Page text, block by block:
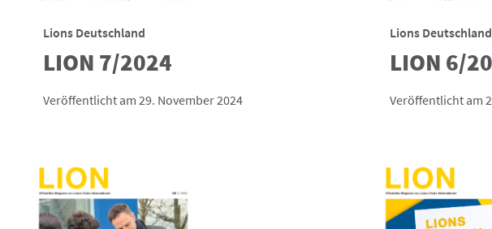
Lions Deutschland
LION 7/2024
Veröffentlicht am 29. November 2024
Lions Deutschland
LION 6/
Veröffentlicht am